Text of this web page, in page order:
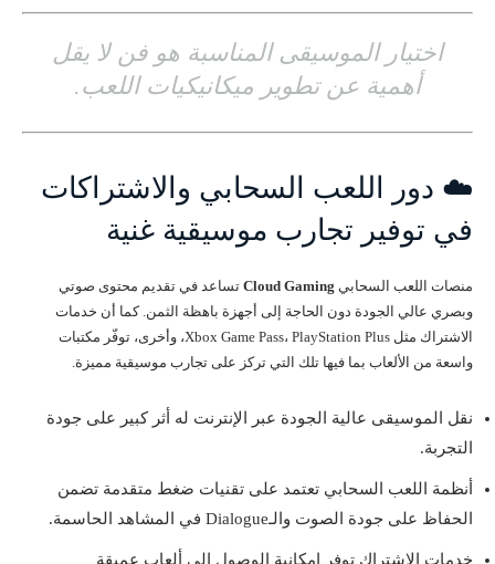
اختيار الموسيقى المناسبة هو فن لا يقل
أهمية عن تطوير ميكانيكيات اللعب.
☁️ دور اللعب السحابي والاشتراكات
في توفير تجارب موسيقية غنية
منصات اللعب السحابي Cloud Gaming تساعد في تقديم محتوى صوتي
وبصري عالي الجودة دون الحاجة إلى أجهزة باهظة الثمن. كما أن خدمات
الاشتراك مثل Xbox Game Pass، PlayStation Plus، وأخرى، توفّر مكتبات
واسعة من الألعاب بما فيها تلك التي تركز على تجارب موسيقية مميزة.
نقل الموسيقى عالية الجودة عبر الإنترنت له أثر كبير على جودة
التجربة.
أنظمة اللعب السحابي تعتمد على تقنيات ضغط متقدمة تضمن
الحفاظ على جودة الصوت والـDialogue في المشاهد الحاسمة.
خدمات الاشتراك توفر إمكانية الوصول إلى ألعاب عميقة